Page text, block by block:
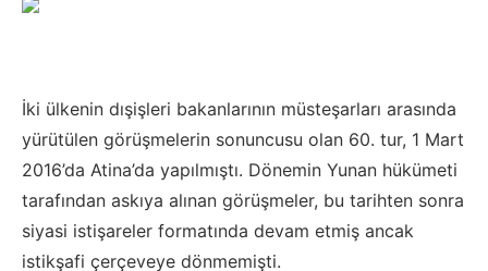
İki ülkenin dışişleri bakanlarının müsteşarları arasında
yürütülen görüşmelerin sonuncusu olan 60. tur, 1 Mart
2016’da Atina’da yapılmıştı. Dönemin Yunan hükümeti
tarafından askıya alınan görüşmeler, bu tarihten sonra
siyasi istişareler formatında devam etmiş ancak
istikşafi çerçeveye dönmemişti.